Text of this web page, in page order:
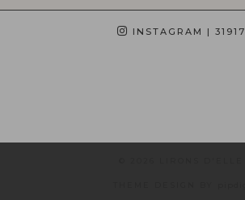
INSTAGRAM | 31917